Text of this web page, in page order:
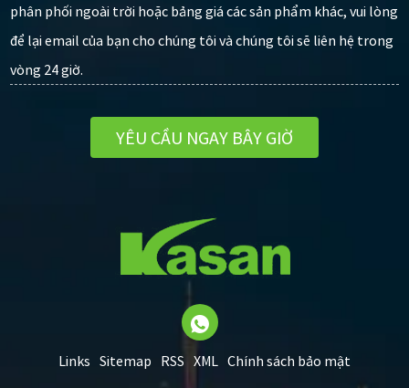
phân phối ngoài trời hoặc bảng giá các sản phẩm khác, vui lòng
để lại email của bạn cho chúng tôi và chúng tôi sẽ liên hệ trong
vòng 24 giờ.
YÊU CẦU NGAY BÂY GIỜ
Links Sitemap RSS XML Chính sách bảo mật